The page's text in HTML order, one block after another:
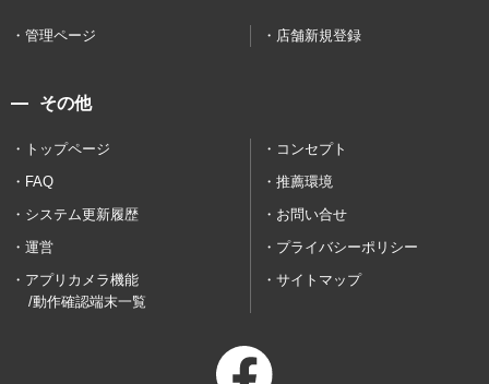
管理ページ 店舗新規登録
その他
トップページ
コンセプト
FAQ
推薦環境
システム更新履歴
お問い合せ
運営
プライバシーポリシー
アプリカメラ機能
/動作確認端末一覧
サイトマップ